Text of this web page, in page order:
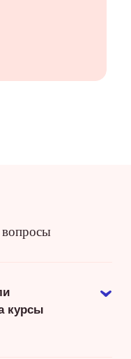
вопросы
курсы